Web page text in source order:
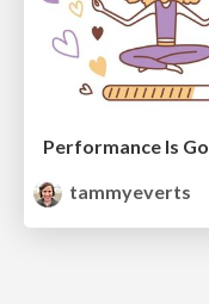
tammyeverts